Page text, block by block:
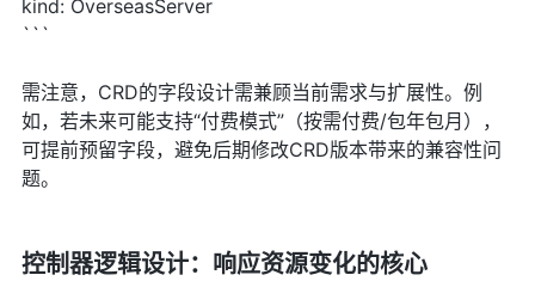
kind: OverseasServer
```
需注意，CRD的字段设计需兼顾当前需求与扩展性。例
如，若未来可能支持“付费模式”（按需付费/包年包月），
可提前预留字段，避免后期修改CRD版本带来的兼容性问
题。
控制器逻辑设计：响应资源变化的核心